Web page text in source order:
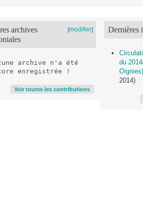
[modifier]
archives
archive n'a été
Voir toutes les contributions
Dernières
du
2014)